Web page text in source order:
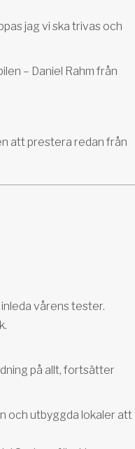
jag vi ska trivas och
– Daniel Rahm från
att prestera redan från
vårens tester.
på allt, fortsätter
och utbyggda lokaler att